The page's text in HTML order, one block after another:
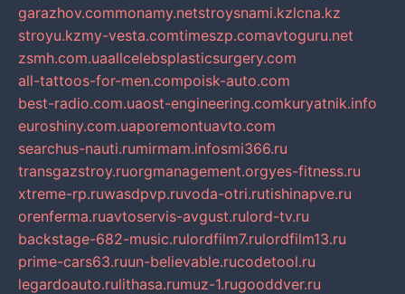
garazhov.commonamy.netstroysnami.kzlcna.kz
stroyu.kzmy-vesta.comtimeszp.comavtoguru.net
zsmh.com.uaallcelebsplasticsurgery.com
all-tattoos-for-men.compoisk-auto.com
best-radio.com.uaost-engineering.comkuryatnik.info
euroshiny.com.uaporemontuavto.com
searchus-nauti.rumirmam.infosmi366.ru
transgazstroy.ruorgmanagement.orgyes-fitness.ru
xtreme-rp.ruwasdpvp.ruvoda-otri.rutishinapve.ru
orenferma.ruavtoservis-avgust.rulord-tv.ru
backstage-682-music.rulordfilm7.rulordfilm13.ru
prime-cars63.ruun-believable.rucodetool.ru
legardoauto.rulithasa.rumuz-1.rugooddver.ru